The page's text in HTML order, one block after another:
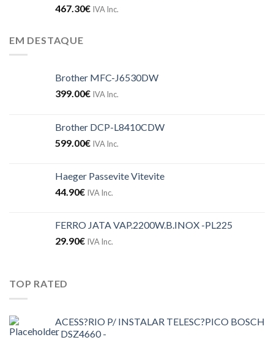
467.30€ IVA Inc.
EM DESTAQUE
Brother MFC-J6530DW
399.00€ IVA Inc.
Brother DCP-L8410CDW
599.00€ IVA Inc.
Haeger Passevite Vitevite
44.90€ IVA Inc.
FERRO JATA VAP.2200W.B.INOX -PL225
29.90€ IVA Inc.
TOP RATED
ACESS?RIO P/ INSTALAR TELESC?PICO BOSCH
- DSZ4660 -